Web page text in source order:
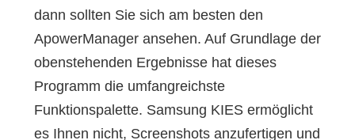
dann sollten Sie sich am besten den
ApowerManager ansehen. Auf Grundlage der
obenstehenden Ergebnisse hat dieses
Programm die umfangreichste
Funktionspalette. Samsung KIES ermöglicht
es Ihnen nicht, Screenshots anzufertigen und